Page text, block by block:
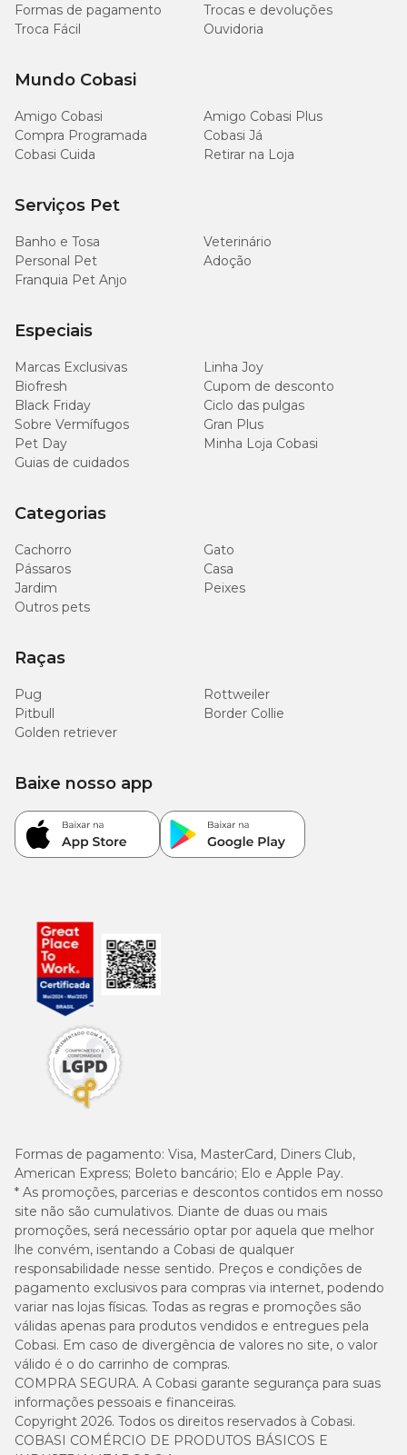
Formas de pagamento
Trocas e devoluções
Troca Fácil
Ouvidoria
Mundo Cobasi
Amigo Cobasi
Amigo Cobasi Plus
Compra Programada
Cobasi Já
Cobasi Cuida
Retirar na Loja
Serviços Pet
Banho e Tosa
Veterinário
Personal Pet
Adoção
Franquia Pet Anjo
Especiais
Marcas Exclusivas
Linha Joy
Biofresh
Cupom de desconto
Black Friday
Ciclo das pulgas
Sobre Vermífugos
Gran Plus
Pet Day
Minha Loja Cobasi
Guias de cuidados
Categorias
Cachorro
Gato
Pássaros
Casa
Jardim
Peixes
Outros pets
Raças
Pug
Rottweiler
Pitbull
Border Collie
Golden retriever
Formas de pagamento: Visa, MasterCard, Diners Club,
American Express; Boleto bancário; Elo e Apple Pay.
* As promoções, parcerias e descontos contidos em nosso
site não são cumulativos. Diante de duas ou mais
promoções, será necessário optar por aquela que melhor
lhe convém, isentando a Cobasi de qualquer
responsabilidade nesse sentido. Preços e condições de
pagamento exclusivos para compras via internet, podendo
variar nas lojas físicas. Todas as regras e promoções são
válidas apenas para produtos vendidos e entregues pela
Cobasi. Em caso de divergência de valores no site, o valor
válido é o do carrinho de compras.
COMPRA SEGURA. A Cobasi garante segurança para suas
informações pessoais e financeiras.
Copyright 2026. Todos os direitos reservados à Cobasi.
COBASI COMÉRCIO DE PRODUTOS BÁSICOS E
Baixe nosso app